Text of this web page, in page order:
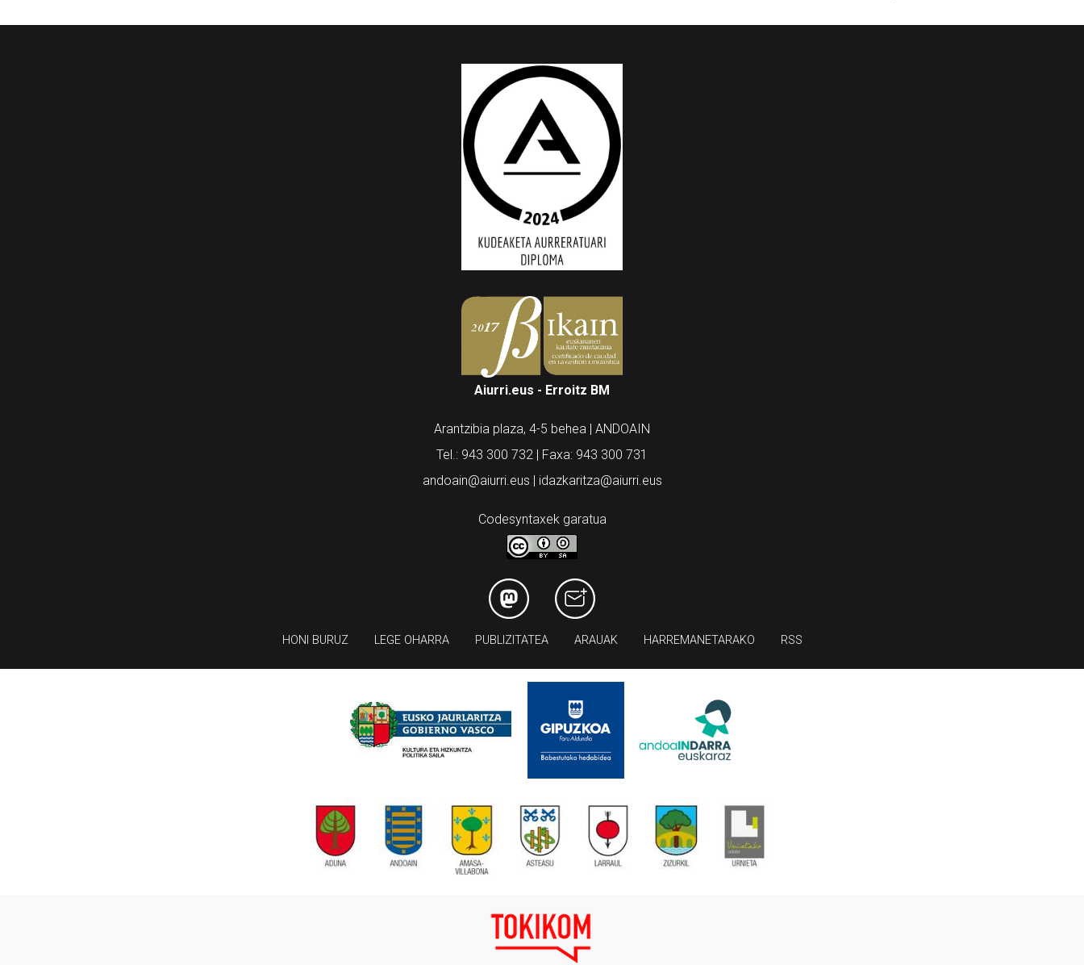
Aiurri.eus - Erroitz BM
Arantzibia plaza, 4-5 behea | ANDOAIN
Tel.: 943 300 732 | Faxa: 943 300 731
andoain@aiurri.eus | idazkaritza@aiurri.eus
Codesyntaxek garatua
HONI BURUZ LEGE OHARRA PUBLIZITATEA ARAUAK HARREMANETARAKO RSS